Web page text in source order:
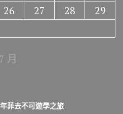
26 27 28
29
月
菲去不可遊學之旅